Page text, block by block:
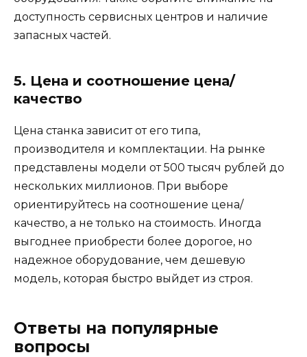
доступность сервисных центров и наличие
запасных частей.
5. Цена и соотношение цена/
качество
Цена станка зависит от его типа,
производителя и комплектации. На рынке
представлены модели от 500 тысяч рублей до
нескольких миллионов. При выборе
ориентируйтесь на соотношение цена/
качество, а не только на стоимость. Иногда
выгоднее приобрести более дорогое, но
надежное оборудование, чем дешевую
модель, которая быстро выйдет из строя.
Ответы на популярные
вопросы